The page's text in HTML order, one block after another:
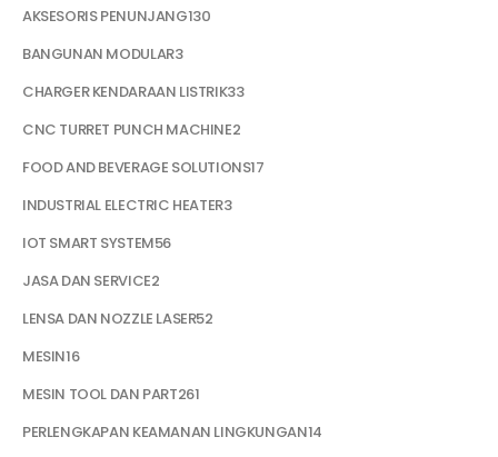
AKSESORIS PENUNJANG130
BANGUNAN MODULAR3
CHARGER KENDARAAN LISTRIK33
CNC TURRET PUNCH MACHINE2
FOOD AND BEVERAGE SOLUTIONS17
INDUSTRIAL ELECTRIC HEATER3
IOT SMART SYSTEM56
JASA DAN SERVICE2
LENSA DAN NOZZLE LASER52
MESIN16
MESIN TOOL DAN PART261
PERLENGKAPAN KEAMANAN LINGKUNGAN14